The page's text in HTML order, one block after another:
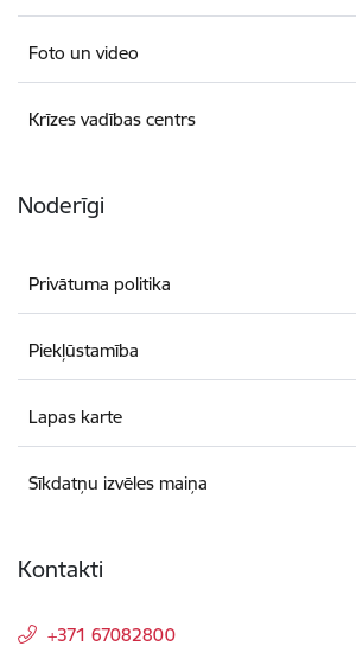
Foto un video
Krīzes vadības centrs
Noderīgi
Privātuma politika
Piekļūstamība
Lapas karte
Sīkdatņu izvēles maiņa
Kontakti
+371 67082800